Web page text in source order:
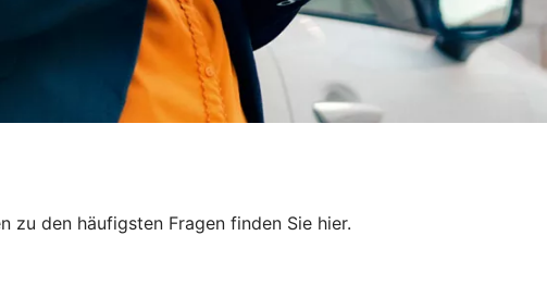
zu den häufigsten Fragen finden Sie hier.